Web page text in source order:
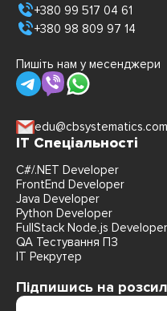
+380 99 517 04 61
+380 98 809 97 14
Пишіть нам у месенджери
edu@cbsystematics.com
IT Спеціальності
C#/.NET Developer
FrontEnd Developer
Java Developer
Python Developer
FullStack Node.js Developer
QA Тестування ПЗ
IT Рекрутер
Підпишись на